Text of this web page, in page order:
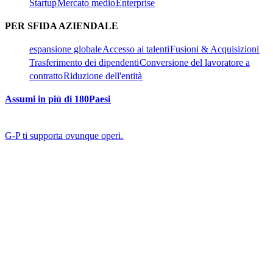
Startup​​Mercato medio​​ Enterprise​​
PER SFIDA AZIENDALE​​
espansione globale​​Accesso ai talenti​​Fusioni & Acquisizioni​​
Trasferimento dei dipendenti​​Conversione del lavoratore a
contratto​​Riduzione dell'entità​​
Assumi in più di 180Paesi​​
G-P ti supporta ovunque operi.​​